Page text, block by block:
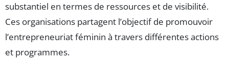
substantiel en termes de ressources et de visibilité.
Ces organisations partagent l’objectif de promouvoir
l’entrepreneuriat féminin à travers différentes actions
et programmes.